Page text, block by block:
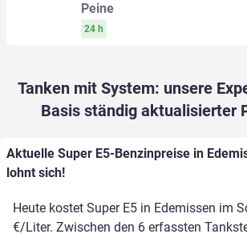
Peine
24 h
Tanken mit System: unsere
Basis ständig aktualisierter
Aktuelle Super E5-Benzinpreise in
lohnt sich!
Heute kostet Super E5 in Edemissen im
€/Liter. Zwischen den 6 erfassten